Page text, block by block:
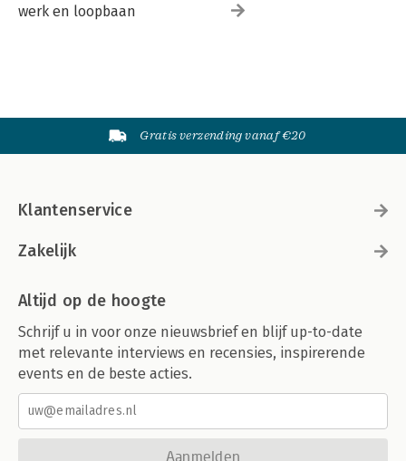
werk en loopbaan
Gratis verzending vanaf €20
Klantenservice
Zakelijk
Altijd op de hoogte
Schrijf u in voor onze nieuwsbrief en blijf up-to-date
met relevante interviews en recensies, inspirerende
events en de beste acties.
Aanmelden